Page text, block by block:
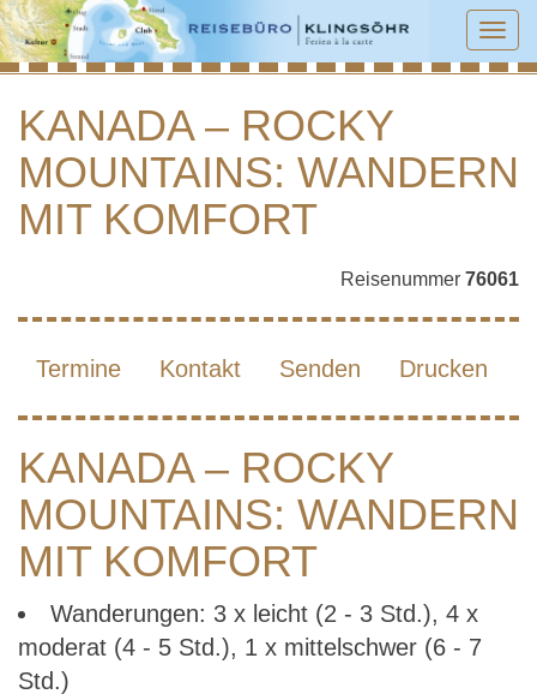
KANADA – ROCKY MOUNTAINS:
WANDERN MIT KOMFORT
KANADA – ROCKY
MOUNTAINS: WANDERN
MIT KOMFORT
Reisenummer 76061
Termine Kontakt Senden Drucken
KANADA – ROCKY
MOUNTAINS: WANDERN
MIT KOMFORT
Wanderungen: 3 x leicht (2 - 3 Std.), 4 x
moderat (4 - 5 Std.), 1 x mittelschwer (6 - 7
Std.)